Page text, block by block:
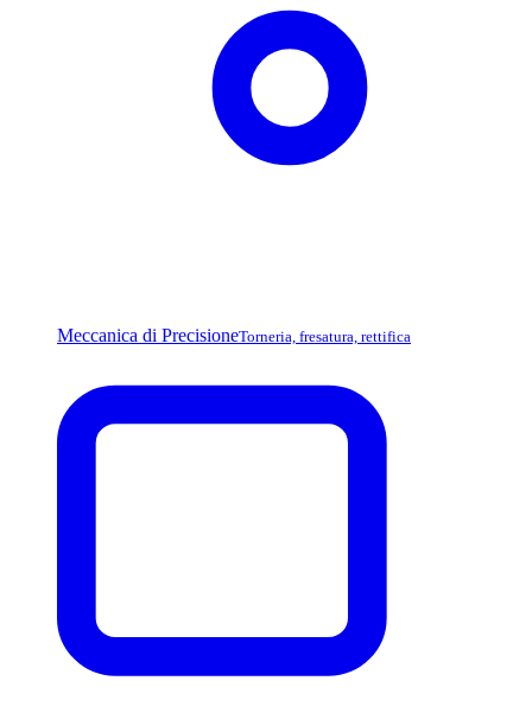
Meccanica di PrecisioneTorneria, fresatura, rettifica